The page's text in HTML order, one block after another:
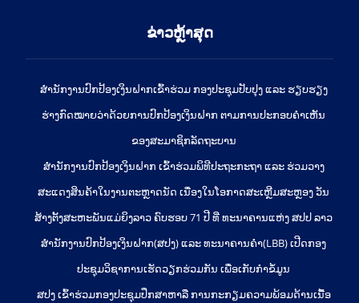
ຂ່າວຫຼ້າສຸດ
ສໍານັກງານປົກປ້ອງເງິນຝາກເຂົ້າຮ່ວມ ກອງປະຊຸມປັບປຸງ ແລະ ຮຽບຮຽງ
ຮ່າງກົດໝາຍວ່າດ້ວຍການປົກປ້ອງເງິນຝາກ ຕາມການປະກອບຄຳເຫັນ
ຂອງສະມາຊິກລັດຖະບານ
ສຳນັກງານປົກປ້ອງເງິນຝາກ ເຂົ້າຮ່ວມພິທີປະຖະກະຖາ ແລະ ຮ່ວມວາງ
ສະແດງສິນຄ້າໃນງານຕະຫຼາດນັດ ເນື່ອງໃນໂອກາດສະເຫຼີມສະຫຼອງ ວັນ
ສ້າງຕັ້ງສະຫະພັນແມ່ຍິງລາວ ຄົບຮອບ 71 ປີ ທີ່ ທະນາຄານແຫ່ງ ສປປ ລາວ
ສຳນັກງານປົກປ້ອງເງິນຝາກ(ສປງ) ແລະ ທະນາຄານຄຳ(LBB) ເປີດກອງ
ປະຊຸມວິຊາການເຮັດວຽກຮ່ວມກັນ ເພື່ອເກັບກຳຂໍ້ມູນ
ສປງ ເຂົ້າຮ່ວມກອງປະຊຸມປຶກສາຫາລື ການກະກຽມຄວາມພ້ອມດ້ານເນື້ອ